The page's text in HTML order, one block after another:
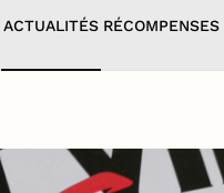
ACTUALITÉS RÉCOMPENSES